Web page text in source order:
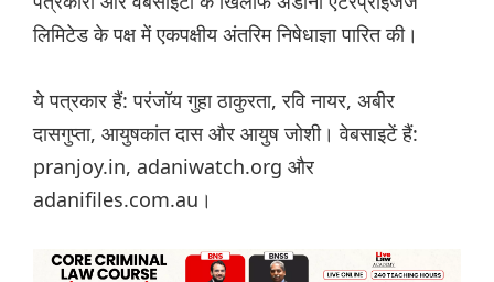
लिमिटेड के पक्ष में एकपक्षीय अंतरिम निषेधाज्ञा पारित की।
ये पत्रकार हैं: परंजॉय गुहा ठाकुरता, रवि नायर, अबीर
दासगुप्ता, आयुषकांत दास और आयुष जोशी। वेबसाइटें हैं:
pranjoy.in, adaniwatch.org और
adanifiles.com.au।